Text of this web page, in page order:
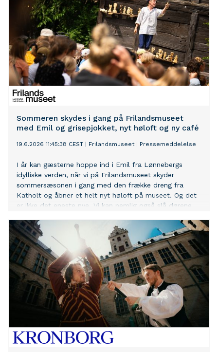
Sommeren skydes i gang på Frilandsmuseet
med Emil og grisepjokket, nyt høloft og ny café
19.6.2026 11:45:38 CEST Frilandsmuseet| Pressemeddelelse
I år kan gæsterne hoppe ind i Emil fra Lønnebergs
idylliske verden, når vi på Frilandsmuseet skyder
sommersæsonen i gang med den frække dreng fra
Katholt og åbner et helt nyt høloft på museet. Og det
er ikke det eneste nye. Vi kan nemlig også slå dørene
udsigten over foldene.